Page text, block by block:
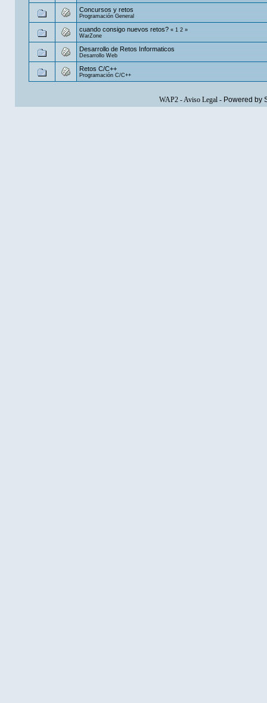
Concursos y retos
Programación General
cuando consigo nuevos retos? «1 2»
WarZone
Desarrollo de Retos Informaticos
Desarrollo Web
Retos C/C++
Programación C/C++
WAP2-Aviso Legal- Powered by